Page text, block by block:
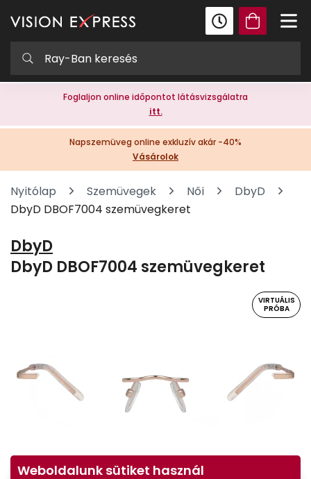
Foglaljon online időpontot látásvizsgálatra
itt.
Napszemüveg online exkluzív akár -40%
Vásárolok
Nyitólap Szemüvegek Női
DbyD
DbyD DBOF7004 szemüvegkeret
DbyD
DbyD DBOF7004 szemüvegkeret
VIRTUÁLIS
PRÓBA
Virtuális próba
Weboldalunk sütiket használ